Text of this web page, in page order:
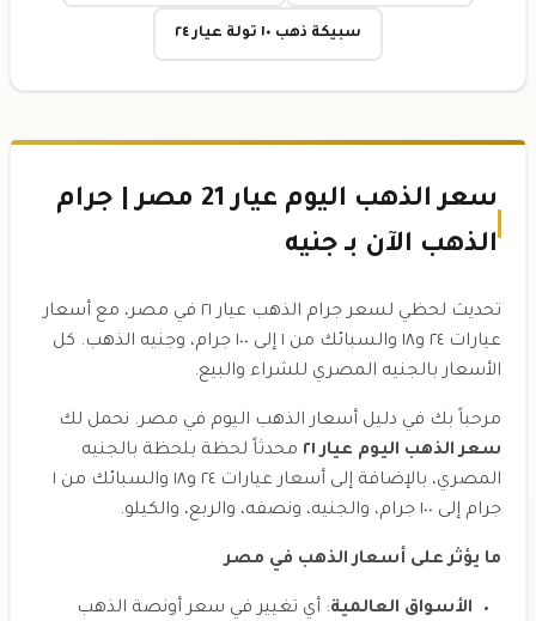
سبيكة ذهب ١٠ تولة عيار ٢٤
سعر الذهب اليوم عيار 21 مصر | جرام
الذهب الآن بـ جنيه
تحديث لحظي لسعر جرام الذهب عيار ٢١ في مصر، مع أسعار
عيارات ٢٤ و١٨ والسبائك من ١ إلى ١٠٠ جرام، وجنيه الذهب. كل
الأسعار بالجنيه المصري للشراء والبيع.
مرحباً بك في دليل أسعار الذهب اليوم في مصر. نحمل لك
سعر الذهب اليوم عيار ٢١
محدثاً لحظة بلحظة بالجنيه
المصري، بالإضافة إلى أسعار عيارات ٢٤ و١٨ والسبائك من ١
جرام إلى ١٠٠ جرام، والجنيه، ونصفه، والربع، والكيلو.
ما يؤثر على أسعار الذهب في مصر
الأسواق العالمية: أي تغيير في سعر أونصة الذهب